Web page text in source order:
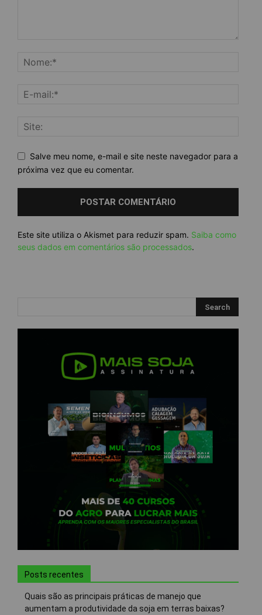
Salve meu nome, e-mail e site neste navegador para a
próxima vez que eu comentar.
Este site utiliza o Akismet para reduzir spam. Saiba como
seus dados em comentários são processados.
Posts recentes
Quais são as principais práticas de manejo que
aumentam a produtividade da soja em terras baixas?